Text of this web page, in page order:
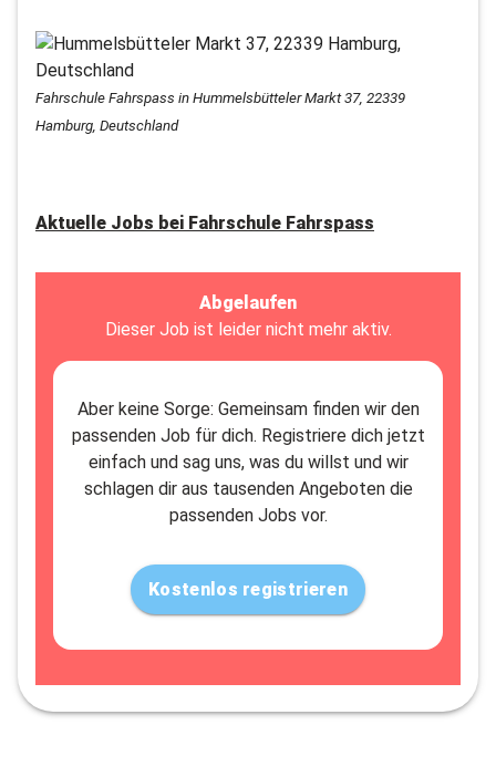
Fahrschule Fahrspass in Hummelsbütteler Markt 37, 22339
Hamburg, Deutschland
Aktuelle Jobs bei Fahrschule Fahrspass
Abgelaufen
Dieser Job ist leider nicht mehr aktiv.
Aber keine Sorge: Gemeinsam finden wir den
passenden Job für dich. Registriere dich jetzt
einfach und sag uns, was du willst und wir
schlagen dir aus tausenden Angeboten die
passenden Jobs vor.
Kostenlos registrieren